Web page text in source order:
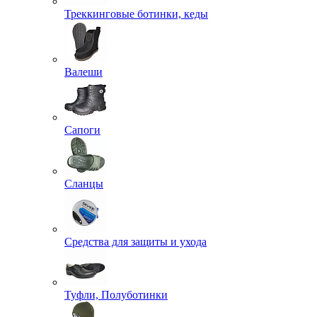
Треккинговые ботинки, кеды
Валеши
Сапоги
Сланцы
Средства для защиты и ухода
Туфли, Полуботинки